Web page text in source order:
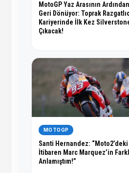
MotoGP Yaz Arasının
Geri Dönüyor: Toprak
Kariyerinde İlk Kez
Çıkacak!
MOTOGP
Santi Hernandez:
İtibaren Marc Marquez’in
Anlamıştım!”